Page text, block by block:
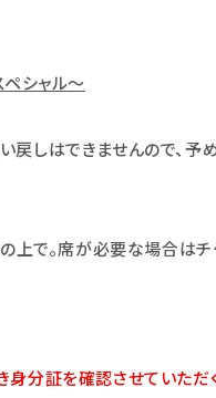
シャル～
しはできませんので、予め
で。席が必要な場合はチ
分証を確認させていただ